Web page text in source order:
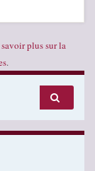
plus sur la
.